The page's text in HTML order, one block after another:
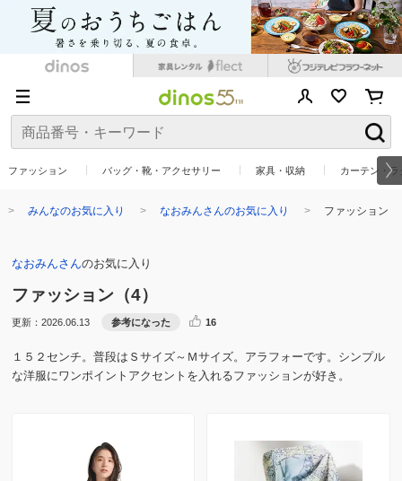
ファッション バッグ・靴・アクセサリー 家具・収納 カーテン・
みんなのお気に入り なおみんさんのお気に入り ファッション
なおみんさんのお気に入り
ファッション （4）
更新：2026.06.13 参考になった 16
１５２センチ。普段はＳサイズ～Ｍサイズ。アラフォーです。シンプル
な洋服にワンポイントアクセントを入れるファッションが好き。